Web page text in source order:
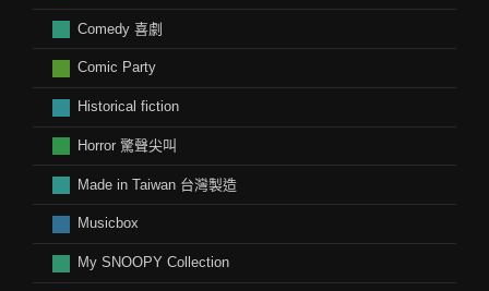
Comedy 喜劇
Comic Party
Historical fiction
Horror 驚聲尖叫
Made in Taiwan 台灣製造
Musicbox
My SNOOPY Collection